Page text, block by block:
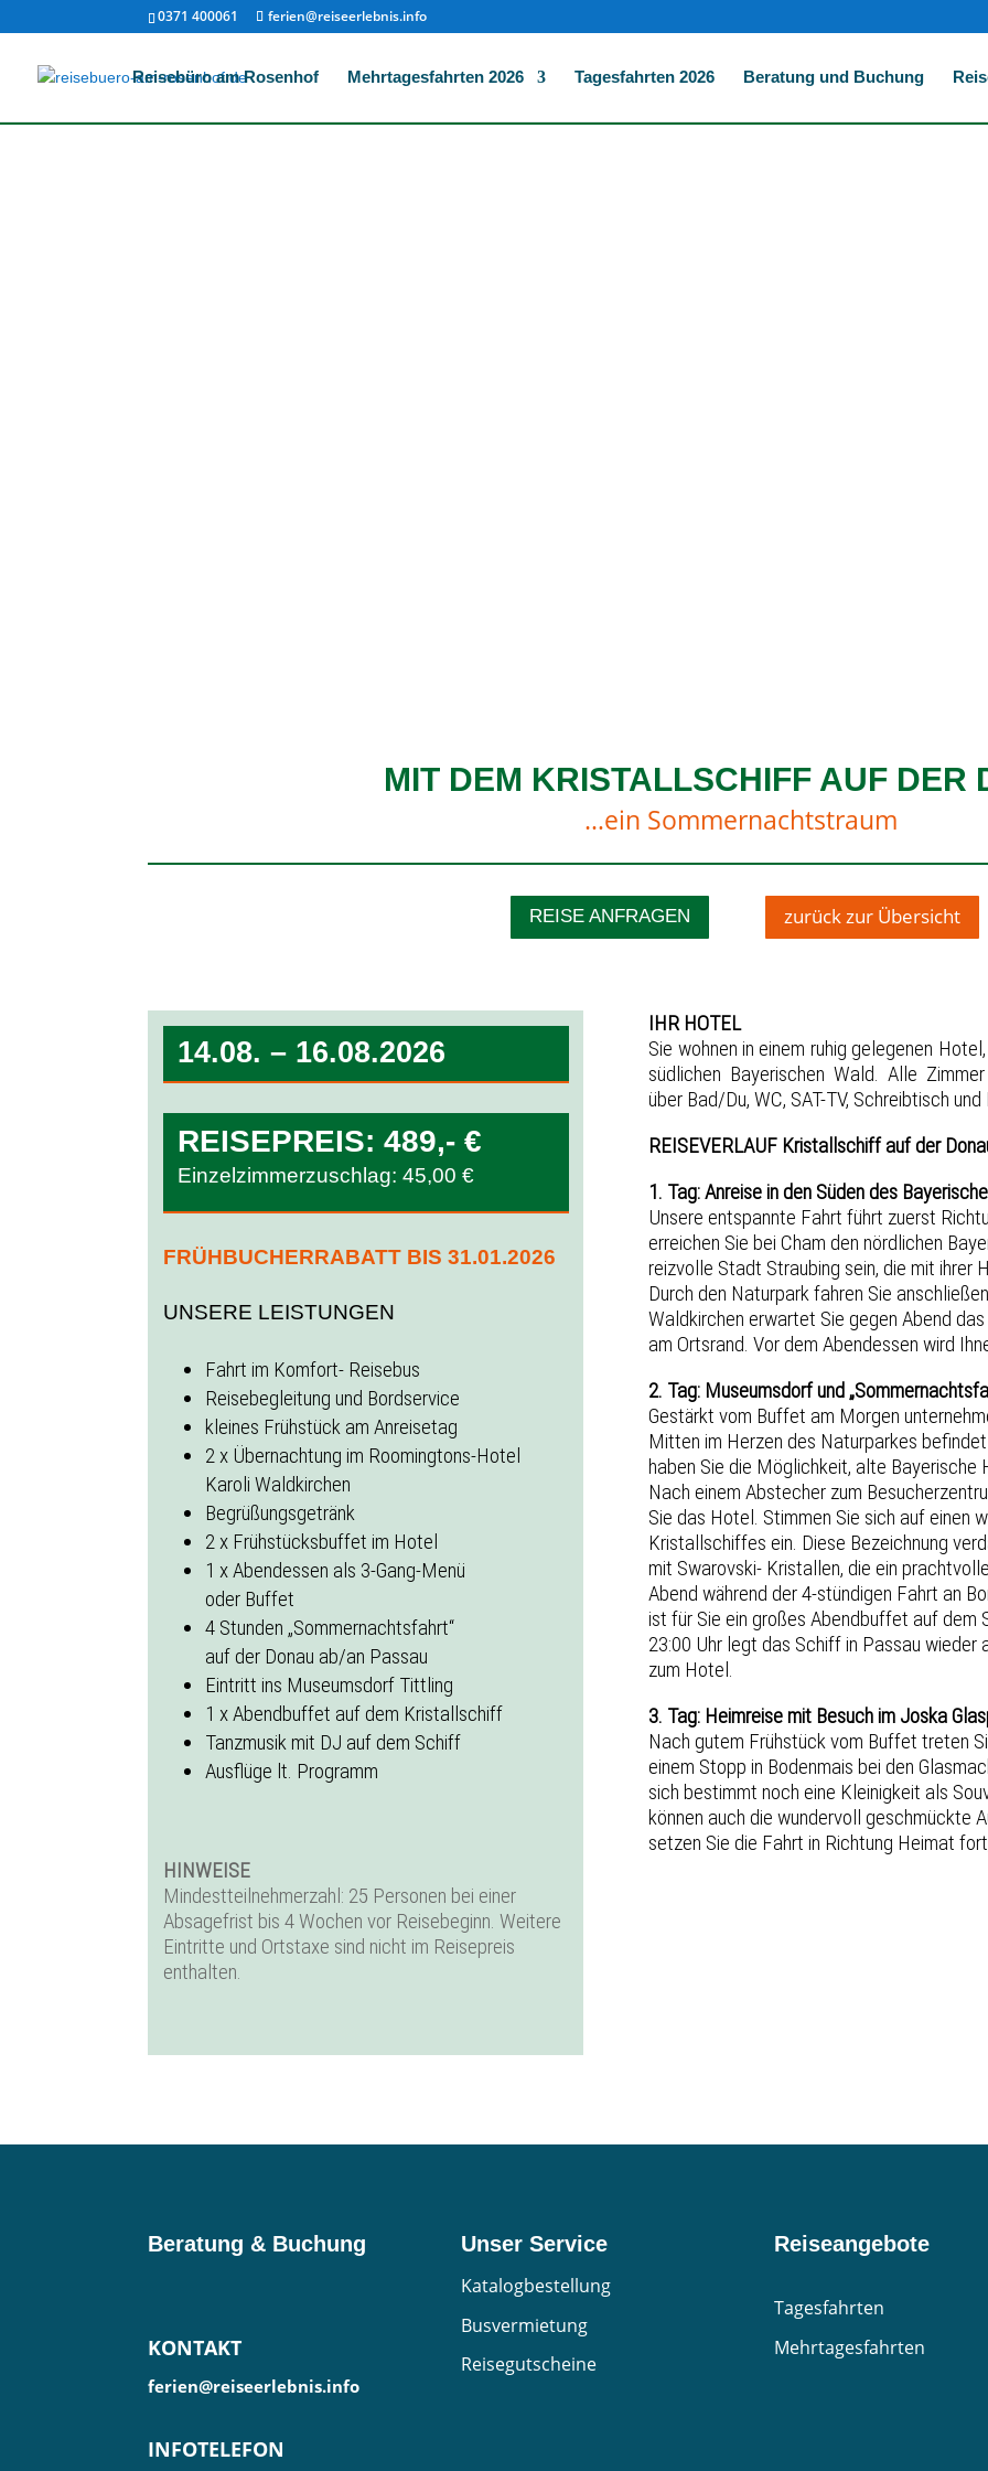
0371 400061 ferien@reiseerlebnis.info
Reisebüro am Rosenhof Mehrtagesfahrten 2026 Tagesfahrten 2026 Beratung und Buchung
MIT DEM KRISTALLSCHIFF AUF DER
…ein Sommernachtstraum
REISE ANFRAGEN zurück zur Übersicht
14.08. – 16.08.2026
REISEPREIS: 489,- €
Einzelzimmerzuschlag: 45,00 €
FRÜHBUCHERRABATT BIS 31.01.2026
UNSERE LEISTUNGEN
Fahrt im Komfort- Reisebus
Reisebegleitung und Bordservice
kleines Frühstück am Anreisetag
2 x Übernachtung im Roomingtons-Hotel
Karoli Waldkirchen
Begrüßungsgetränk
2 x Frühstücksbuffet im Hotel
1 x Abendessen als 3-Gang-Menü
oder Buffet
4 Stunden „Sommernachtsfahrt“
auf der Donau ab/an Passau
Eintritt ins Museumsdorf Tittling
1 x Abendbuffet auf dem Kristallschiff
Tanzmusik mit DJ auf dem Schiff
Ausflüge lt. Programm
HINWEISE
Mindestteilnehmerzahl: 25 Personen bei einer
Absagefrist bis 4 Wochen vor Reisebeginn. Weitere
Eintritte und Ortstaxe sind nicht im Reisepreis
enthalten.
IHR HOTEL
Sie wohnen in einem ruhig gelegenen
südlichen Bayerischen Wald. Alle
über Bad/Du, WC, SAT-TV, Schreibtisch und
REISEVERLAUF Kristallschiff auf der
1. Tag: Anreise in den Süden des
Unsere entspannte Fahrt führt zuerst
erreichen Sie bei Cham den nördlichen
reizvolle Stadt Straubing sein, die mit ihrer
Durch den Naturpark fahren Sie
Waldkirchen erwartet Sie gegen Abend
am Ortsrand. Vor dem Abendessen wird
2. Tag: Museumsdorf und
Gestärkt vom Buffet am Morgen
Mitten im Herzen des Naturparkes
haben Sie die Möglichkeit, alte Bayerische
Nach einem Abstecher zum
Sie das Hotel. Stimmen Sie sich auf einen
Kristallschiffes ein. Diese Bezeichnung
mit Swarovski- Kristallen, die ein
Abend während der 4-stündigen Fahrt an
ist für Sie ein großes Abendbuffet auf
23:00 Uhr legt das Schiff in Passau wieder
zum Hotel.
3. Tag: Heimreise mit Besuch im Joska
Nach gutem Frühstück vom Buffet treten
einem Stopp in Bodenmais bei den
sich bestimmt noch eine Kleinigkeit als
können auch die wundervoll geschmückte
setzen Sie die Fahrt in Richtung Heimat
Beratung & Buchung
KONTAKT
ferien@reiseerlebnis.info
INFOTELEFON
Unser Service
Katalogbestellung
Busvermietung
Reisegutscheine
Reiseangebote
Tagesfahrten
Mehrtagesfahrten